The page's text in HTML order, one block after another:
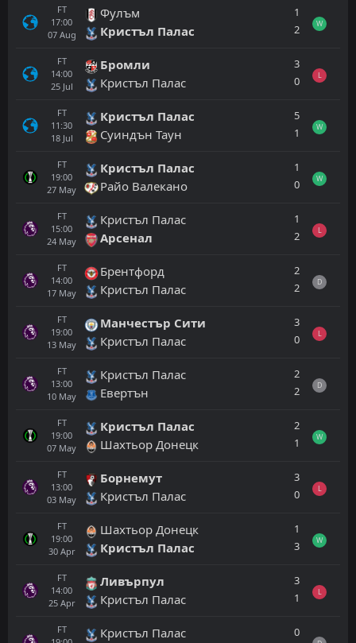
FT
17:00
07 Aug
Фулъм
Кристъл Палас
1
2
W
FT
14:00
25 Jul
Бромли
Кристъл Палас
3
0
L
FT
11:30
18 Jul
Кристъл Палас
Суиндън Таун
5
1
W
FT
19:00
27 May
Кристъл Палас
Райо Валекано
1
0
W
FT
15:00
24 May
Кристъл Палас
Арсенал
1
2
L
FT
14:00
17 May
Брентфорд
Кристъл Палас
2
2
D
FT
19:00
13 May
Манчестър Сити
Кристъл Палас
3
0
L
FT
13:00
10 May
Кристъл Палас
Евертън
2
2
D
FT
19:00
07 May
Кристъл Палас
Шахтьор Донецк
2
1
W
FT
13:00
03 May
Борнемут
Кристъл Палас
3
0
L
FT
19:00
30 Apr
Шахтьор Донецк
Кристъл Палас
1
3
W
FT
14:00
25 Apr
Ливърпул
Кристъл Палас
3
1
L
FT
Кристъл Палас
0